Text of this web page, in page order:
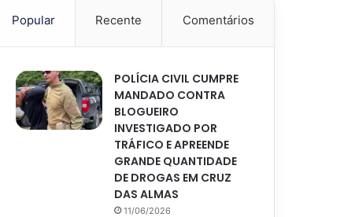
Popular Recente Comentários
POLÍCIA CIVIL CUMPRE
MANDADO CONTRA
BLOGUEIRO
INVESTIGADO POR
TRÁFICO E APREENDE
GRANDE QUANTIDADE
DE DROGAS EM CRUZ
DAS ALMAS
11/06/2026